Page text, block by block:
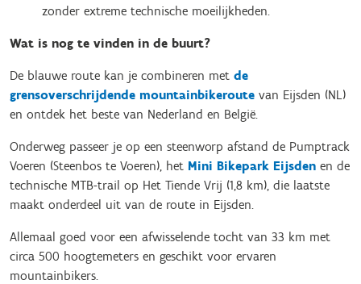
zonder extreme technische moeilijkheden.
Wat is nog te vinden in de buurt?
De blauwe route kan je combineren met de
grensoverschrijdende mountainbikeroute van Eijsden (NL)
en ontdek het beste van Nederland en België.
Onderweg passeer je op een steenworp afstand de Pumptrack
Voeren (Steenbos te Voeren), het Mini Bikepark Eijsden en de
technische MTB-trail op Het Tiende Vrij (1,8 km), die laatste
maakt onderdeel uit van de route in Eijsden.
Allemaal goed voor een afwisselende tocht van 33 km met
circa 500 hoogtemeters en geschikt voor ervaren
mountainbikers.